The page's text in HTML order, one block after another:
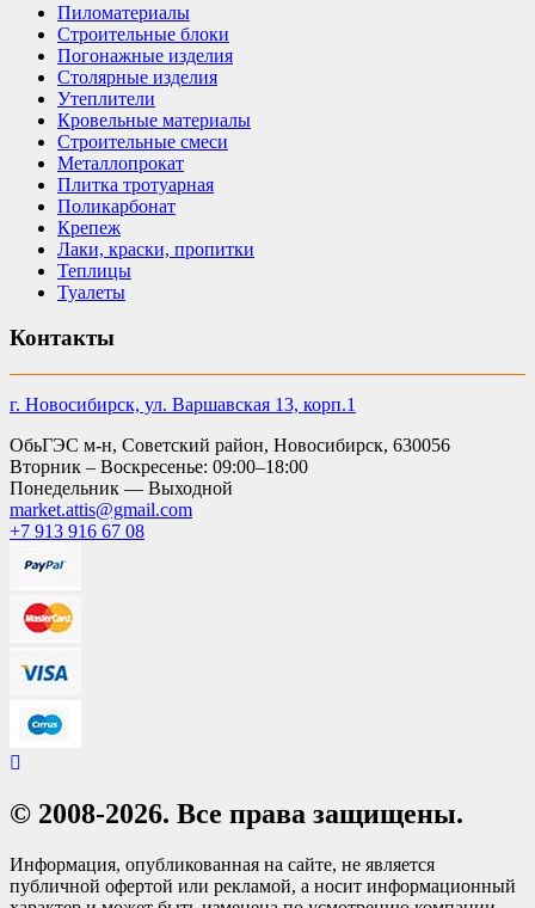
Пиломатериалы
Строительные блоки
Погонажные изделия
Столярные изделия
Утеплители
Кровельные материалы
Строительные смеси
Металлопрокат
Плитка тротуарная
Поликарбонат
Крепеж
Лаки, краски, пропитки
Теплицы
Туалеты
Контакты
г. Новосибирск, ул. Варшавская 13, корп.1
ОбьГЭС м-н, Советский район, Новосибирск, 630056
Вторник – Воскресенье: 09:00–18:00
Понедельник — Выходной
market.attis@gmail.com
+7 913 916 67 08
© 2008-2026. Все права защищены.
Информация, опубликованная на сайте, не является
публичной офертой или рекламой, а носит информационный